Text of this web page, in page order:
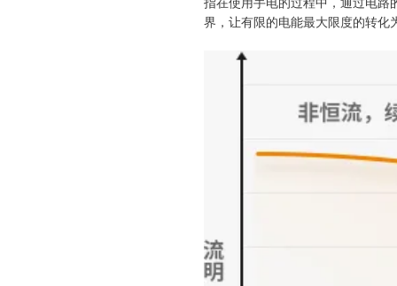
界，让有限的电能最大限度的转化